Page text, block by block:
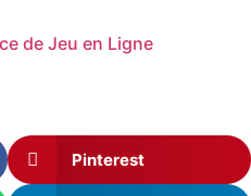
de Jeu en Ligne
Pinterest